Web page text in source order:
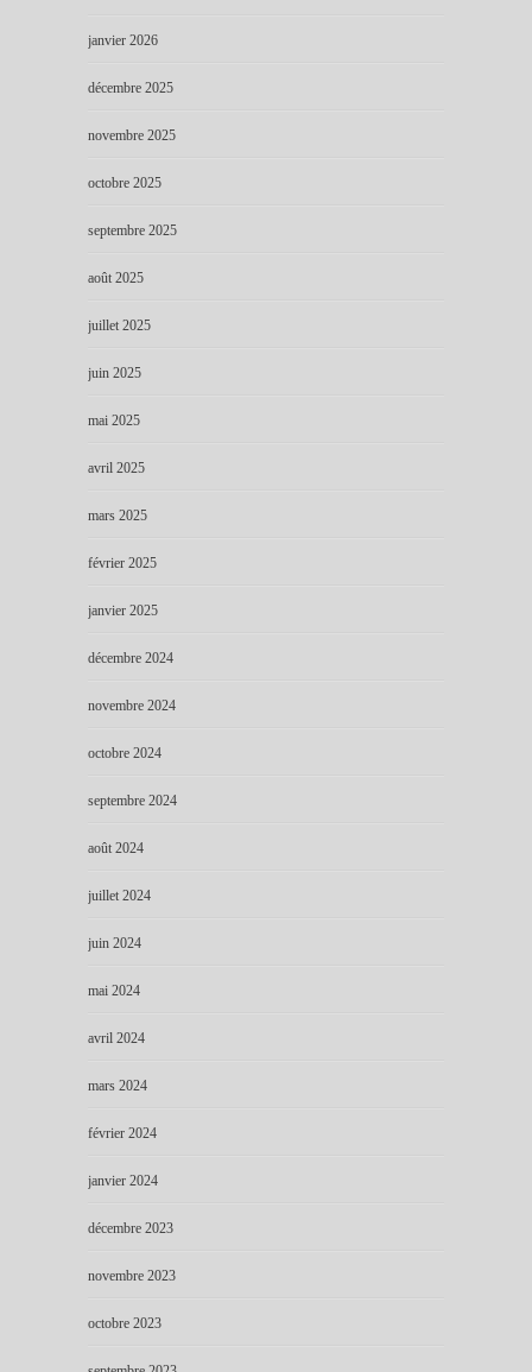
janvier 2026
décembre 2025
novembre 2025
octobre 2025
septembre 2025
août 2025
juillet 2025
juin 2025
mai 2025
avril 2025
mars 2025
février 2025
janvier 2025
décembre 2024
novembre 2024
octobre 2024
septembre 2024
août 2024
juillet 2024
juin 2024
mai 2024
avril 2024
mars 2024
février 2024
janvier 2024
décembre 2023
novembre 2023
octobre 2023